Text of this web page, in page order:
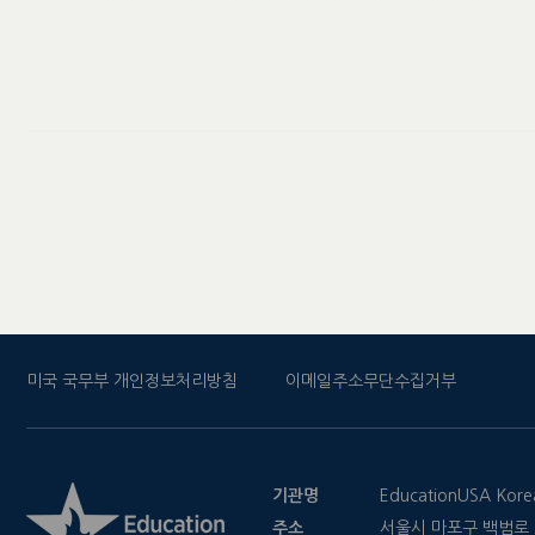
미국 국무부 개인정보처리방침 이메일주소무단수집거부
기관명
EducationUSA
주소
서울시 마포구 백범